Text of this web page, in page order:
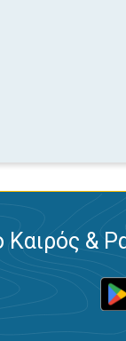
Καιρός &